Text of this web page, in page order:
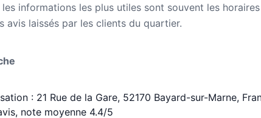
les informations les plus utiles sont souvent les
avis laissés par les clients du quartier.
: 21 Rue de la Gare, 52170 Bayard-sur-Marne,
note moyenne 4.4/5